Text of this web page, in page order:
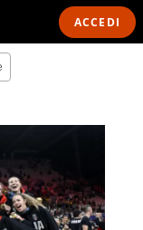
ACCEDI